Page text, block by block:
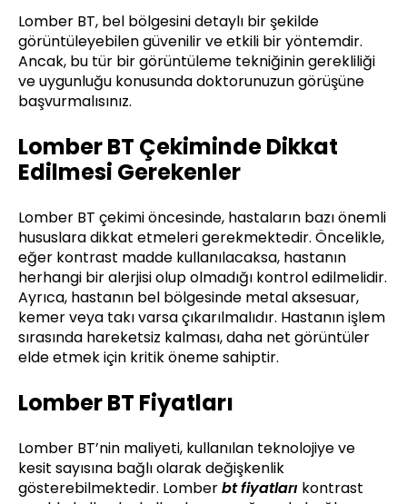
Lomber BT, bel bölgesini detaylı bir şekilde
görüntüleyebilen güvenilir ve etkili bir yöntemdir.
Ancak, bu tür bir görüntüleme tekniğinin gerekliliği
ve uygunluğu konusunda doktorunuzun görüşüne
başvurmalısınız.
Lomber BT Çekiminde Dikkat
Edilmesi Gerekenler
Lomber BT çekimi öncesinde, hastaların bazı önemli
hususlara dikkat etmeleri gerekmektedir. Öncelikle,
eğer kontrast madde kullanılacaksa, hastanın
herhangi bir alerjisi olup olmadığı kontrol edilmelidir.
Ayrıca, hastanın bel bölgesinde metal aksesuar,
kemer veya takı varsa çıkarılmalıdır. Hastanın işlem
sırasında hareketsiz kalması, daha net görüntüler
elde etmek için kritik öneme sahiptir.
Lomber BT Fiyatları
Lomber BT’nin maliyeti, kullanılan teknolojiye ve
kesit sayısına bağlı olarak değişkenlik
gösterebilmektedir. Lomberbt fiyatları kontrast